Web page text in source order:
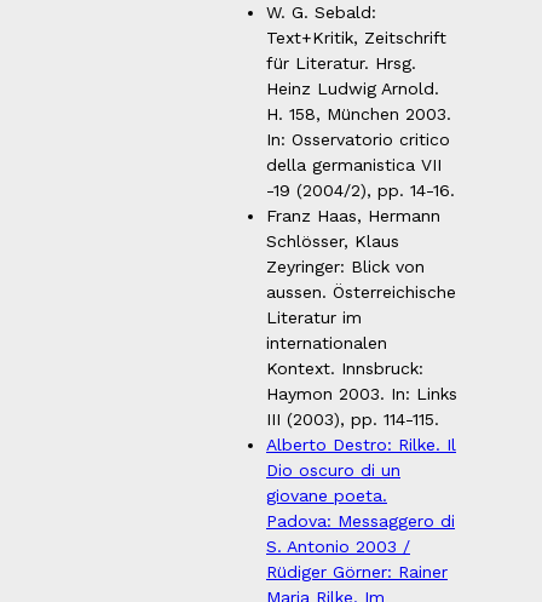
W. G. Sebald:
Text+Kritik, Zeitschrift
für Literatur. Hrsg.
Heinz Ludwig Arnold.
H. 158, München 2003.
In: Osservatorio critico
della germanistica VII
-19 (2004/2), pp. 14-16.
Franz Haas, Hermann
Schlösser, Klaus
Zeyringer: Blick von
aussen. Österreichische
Literatur im
internationalen
Kontext. Innsbruck:
Haymon 2003. In: Links
III (2003), pp. 114-115.
Alberto Destro: Rilke. Il
Dio oscuro di un
giovane poeta.
Padova: Messaggero di
S. Antonio 2003 /
Rüdiger Görner: Rainer
Maria Rilke. Im